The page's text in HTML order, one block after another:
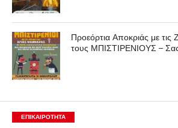
Προεόρτια Αποκριάς με
τους ΜΠΙΣΤΙΡΕΝΙΟΥΣ – Σας
ΕΠΙΚΑΙΡΟΤΗΤΑ